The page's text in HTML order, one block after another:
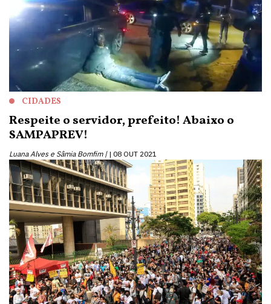
CIDADES
Respeite o servidor, prefeito! Abaixo o
SAMPAPREV!
Luana Alves e Sâmia Bomfim | 08 OUT 2021